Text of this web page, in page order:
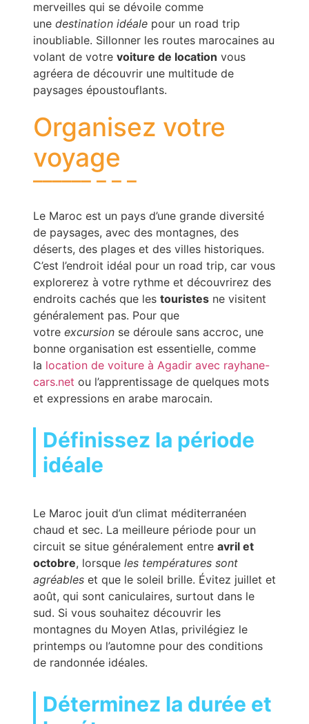
merveilles qui se dévoile comme
une destination idéale pour un road trip
inoubliable. Sillonner les routes marocaines au
volant de votre voiture de location vous
agréera de découvrir une multitude de
paysages époustouflants.
Organisez votre
voyage
Le Maroc est un pays d’une grande diversité
de paysages, avec des montagnes, des
déserts, des plages et des villes historiques.
C’est l’endroit idéal pour un road trip, car vous
explorerez à votre rythme et découvrirez des
endroits cachés que les touristes ne visitent
généralement pas. Pour que
votre excursion se déroule sans accroc, une
bonne organisation est essentielle, comme
la location de voiture à Agadir avec rayhane-
cars.net ou l’apprentissage de quelques mots
et expressions en arabe marocain.
Définissez la période
idéale
Le Maroc jouit d’un climat méditerranéen
chaud et sec. La meilleure période pour un
circuit se situe généralement entre avril et
octobre, lorsque les températures sont
agréables et que le soleil brille. Évitez juillet et
août, qui sont caniculaires, surtout dans le
sud. Si vous souhaitez découvrir les
montagnes du Moyen Atlas, privilégiez le
printemps ou l’automne pour des conditions
de randonnée idéales.
Déterminez la durée et